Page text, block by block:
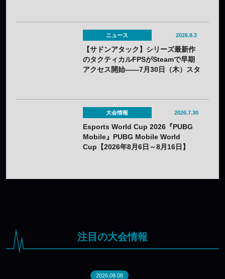
ニュース 2026.8.3
【サドンアタック】シリーズ最新作
のタクティカルFPSがSteamで早期
アクセス開始——7月30日（木）スタ
大会情報 2026.7.30
Esports World Cup 2026『PUBG
Mobile』PUBG Mobile World
Cup【2026年8月6日～8月16日】
注目の大会情報
2026.08.08